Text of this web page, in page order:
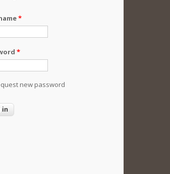
*
*
new password